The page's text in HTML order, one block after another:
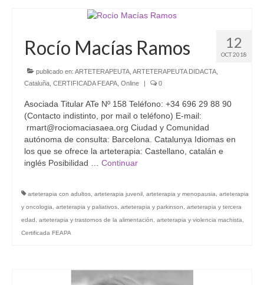
Jornadas de Investigación
Contacto 12
OCT 2018
Rocío Macías Ramos
publicado en: ARTETERAPEUTA ARTETERAPEUTA DIDACTA
Cataluña CERTIFICADA FEAPA Online 0
Asociada Titular ATe Nº 158 Teléfono: +34 696 29 88 90
(Contacto indistinto, por mail o teléfono) E-mail:
rmart@rociomaciasaea.org Ciudad y Comunidad
autónoma de consulta: Barcelona. Catalunya Idiomas en
los que se ofrece la arteterapia: Castellano, catalán e
inglés Posibilidad … Continuar
arteterapia con adultos, arteterapia juvenil, arteterapia y menopausia, arteterapia
y oncologia, arteterapia y paliativos, arteterapia y parkinson, arteterapia y tercera
edad, arteterapia y trastornos de la alimentación, arteterapia y violencia machista,
Certificada FEAPA